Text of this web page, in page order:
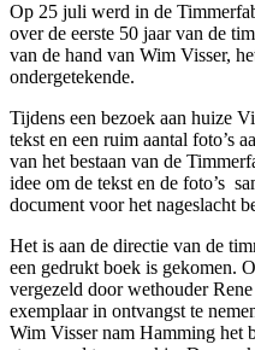
Op 25 juli werd in de
over de eerste 50 jaar van de
van de hand van Wim Visser,
ondergetekende.
Tijdens een bezoek aan huize
tekst en een ruim aantal foto’s
van het bestaan van de
idee om de tekst en de foto’s
document voor het nageslacht
Het is aan de directie van de
een gedrukt boek is gekomen.
vergezeld door wethouder
exemplaar in ontvangst te
Wim Visser nam Hamming het